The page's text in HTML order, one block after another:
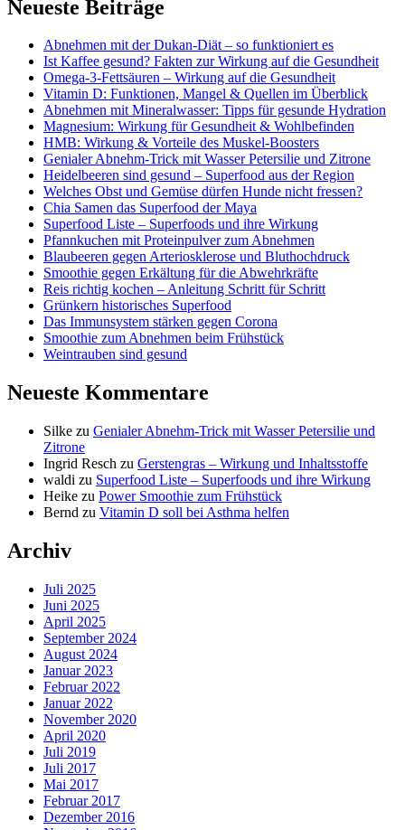
Neueste Beiträge
Abnehmen mit der Dukan-Diät – so funktioniert es
Ist Kaffee gesund? Fakten zur Wirkung auf die Gesundheit
Omega-3-Fettsäuren – Wirkung auf die Gesundheit
Vitamin D: Funktionen, Mangel & Quellen im Überblick
Abnehmen mit Mineralwasser: Tipps für gesunde Hydration
Magnesium: Wirkung für Gesundheit & Wohlbefinden
HMB: Wirkung & Vorteile des Muskel-Boosters
Genialer Abnehm-Trick mit Wasser Petersilie und Zitrone
Heidelbeeren sind gesund – Superfood aus der Region
Welches Obst und Gemüse dürfen Hunde nicht fressen?
Chia Samen das Superfood der Maya
Superfood Liste – Superfoods und ihre Wirkung
Pfannkuchen mit Proteinpulver zum Abnehmen
Blaubeeren gegen Arteriosklerose und Bluthochdruck
Smoothie gegen Erkältung für die Abwehrkräfte
Reis richtig kochen – Anleitung Schritt für Schritt
Grünkern historisches Superfood
Das Immunsystem stärken gegen Corona
Smoothie zum Abnehmen beim Frühstück
Weintrauben sind gesund
Neueste Kommentare
Silke zu Genialer Abnehm-Trick mit Wasser Petersilie und
Zitrone
Ingrid Resch zu Gerstengras – Wirkung und Inhaltsstoffe
waldi zu Superfood Liste – Superfoods und ihre Wirkung
Heike zu Power Smoothie zum Frühstück
Bernd zu Vitamin D soll bei Asthma helfen
Archiv
Juli 2025
Juni 2025
April 2025
September 2024
August 2024
Januar 2023
Februar 2022
Januar 2022
November 2020
April 2020
Juli 2019
Juli 2017
Mai 2017
Februar 2017
Dezember 2016